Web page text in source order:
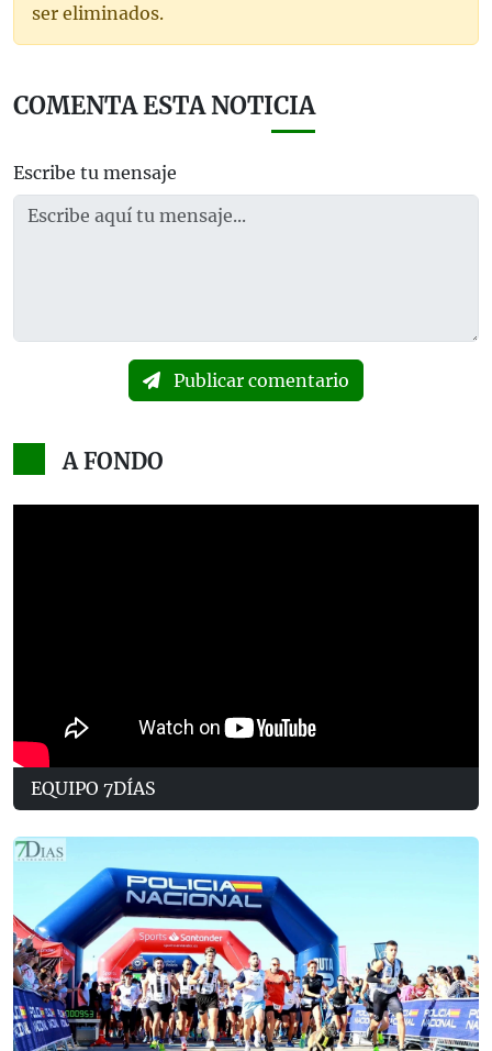
ser eliminados.
COMENTA ESTA NOTICIA
Escribe tu mensaje
Publicar comentario
A FONDO
EQUIPO 7DÍAS